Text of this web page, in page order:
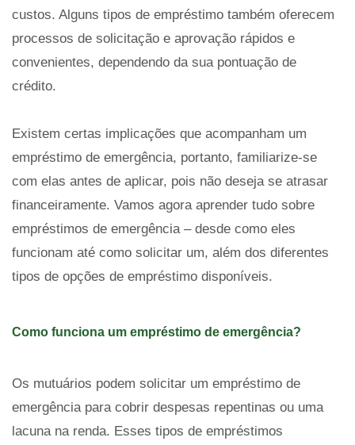
custos. Alguns tipos de empréstimo também oferecem
processos de solicitação e aprovação rápidos e
convenientes, dependendo da sua pontuação de
crédito.
Existem certas implicações que acompanham um
empréstimo de emergência, portanto, familiarize-se
com elas antes de aplicar, pois não deseja se atrasar
financeiramente. Vamos agora aprender tudo sobre
empréstimos de emergência – desde como eles
funcionam até como solicitar um, além dos diferentes
tipos de opções de empréstimo disponíveis.
Como funciona um empréstimo de emergência?
Os mutuários podem solicitar um empréstimo de
emergência para cobrir despesas repentinas ou uma
lacuna na renda. Esses tipos de empréstimos